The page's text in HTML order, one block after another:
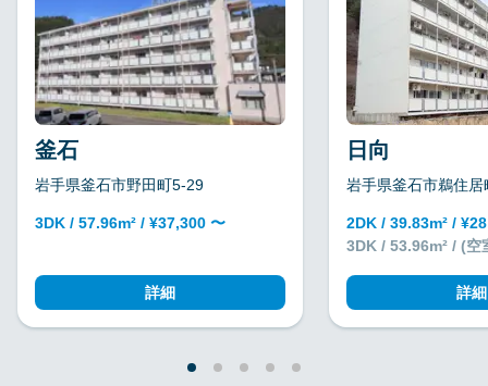
釜石
岩手県釜石市野田町5-29
3DK / 57.96m² / ¥37,300 〜
詳細
日向
岩手県釜石市鵜住
2DK / 39.83m² /
3DK / 53.96m² / (空
詳細